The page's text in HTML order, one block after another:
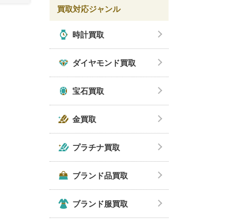
買取対応ジャンル
時計買取
ダイヤモンド買取
宝石買取
金買取
プラチナ買取
ブランド品買取
ブランド服買取